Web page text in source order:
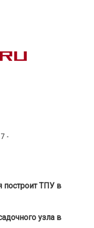
-
построит ТПУ в
узла в